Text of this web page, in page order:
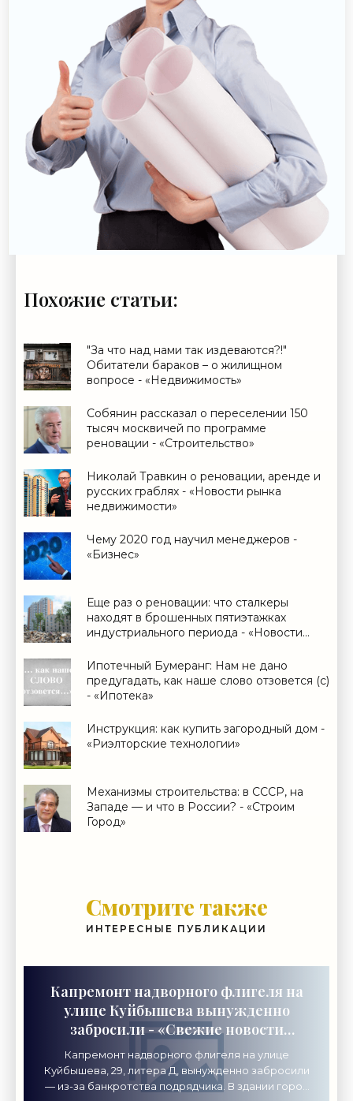
Похожие статьи:
"За что над нами так издеваются?!"
Обитатели бараков – о жилищном
вопросе - «Недвижимость»
Собянин рассказал о переселении 150
тысяч москвичей по программе
реновации - «Строительство»
Николай Травкин о реновации, аренде и
русских граблях - «Новости рынка
недвижимости»
Чему 2020 год научил менеджеров -
«Бизнес»
Еще раз о реновации: что сталкеры
находят в брошенных пятиэтажках
индустриального периода - «Новости
Ипотечный Бумеранг: Нам не дано
предугадать, как наше слово отзовется (с)
- «Ипотека»
Инструкция: как купить загородный дом -
«Риэлторские технологии»
Механизмы строительства: в СССР, на
Западе — и что в России? - «Строим
Город»
Смотрите также
ИНТЕРЕСНЫЕ ПУБЛИКАЦИИ
Капремонт надворного флигеля на
улице Куйбышева вынужденно
забросили - «Свежие новости
строительства»
Капремонт надворного флигеля на улице
Куйбышева, 29, литера Д, вынужденно забросили
— из-за банкротства подрядчика. В здании город